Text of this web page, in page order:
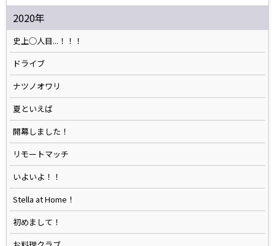
2020年
史上◯人目...！！！
ドライブ
ナツノオワリ
夏といえば
開幕しました！
リモートマッチ
いよいよ！！
Stella at Home！
初めまして！